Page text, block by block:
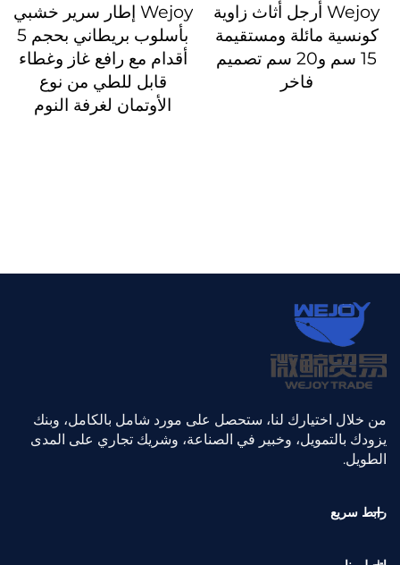
Wejoy أرجل أثاث زاوية
كونسية مائلة ومستقيمة
15 سم و20 سم تصميم
فاخر
Wejoy إطار سرير خشبي
بأسلوب بريطاني بحجم 5
أقدام مع رافع غاز وغطاء
قابل للطي من نوع
الأوتمان لغرفة النوم
من خلال اختيارك لنا، ستحصل على مورد شامل بالكامل، وبنك
يزودك بالتمويل، وخبير في الصناعة، وشريك تجاري على المدى
الطويل.
رابط سريع